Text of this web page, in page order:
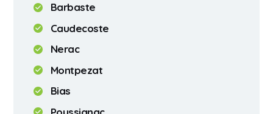
Barbaste
Caudecoste
Nerac
Montpezat
Bias